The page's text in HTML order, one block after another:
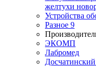
желтухи
Устройства
Разное 9
ЭКОМП
Лабромед